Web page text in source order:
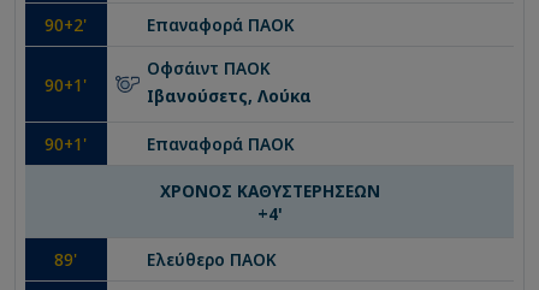
90+2' Επαναφορά ΠΑΟΚ
90+1'
Οφσάιντ ΠΑΟΚ
Ιβανούσετς, Λούκα
90+1' Επαναφορά ΠΑΟΚ
ΧΡΟΝΟΣ ΚΑΘΥΣΤΕΡΗΣΕΩΝ
+4'
89' Ελεύθερο ΠΑΟΚ